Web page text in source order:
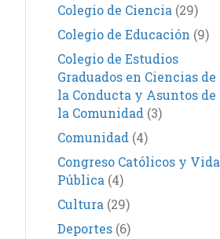
Colegio de Ciencia (29)
Colegio de Educación (9)
Colegio de Estudios
Graduados en Ciencias de
la Conducta y Asuntos de
la Comunidad (3)
Comunidad (4)
Congreso Católicos y Vida
Pública (4)
Cultura (29)
Deportes(6)